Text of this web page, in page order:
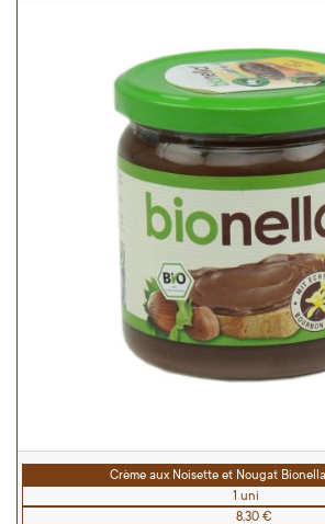
Crème aux Noisette et Nougat
1 uni
8,30 €